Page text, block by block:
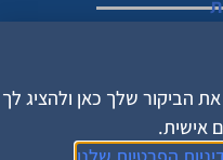
הביקור שלך כאן ולהציג לך
אישית.